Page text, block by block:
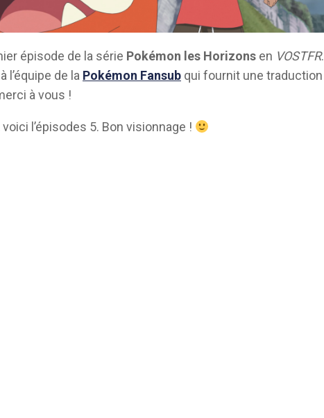
épisode de la série Pokémon les Horizons en VOSTFR.
l’équipe de la Pokémon Fansub qui fournit une traduction
à vous !
voici l’épisodes 5. Bon visionnage !